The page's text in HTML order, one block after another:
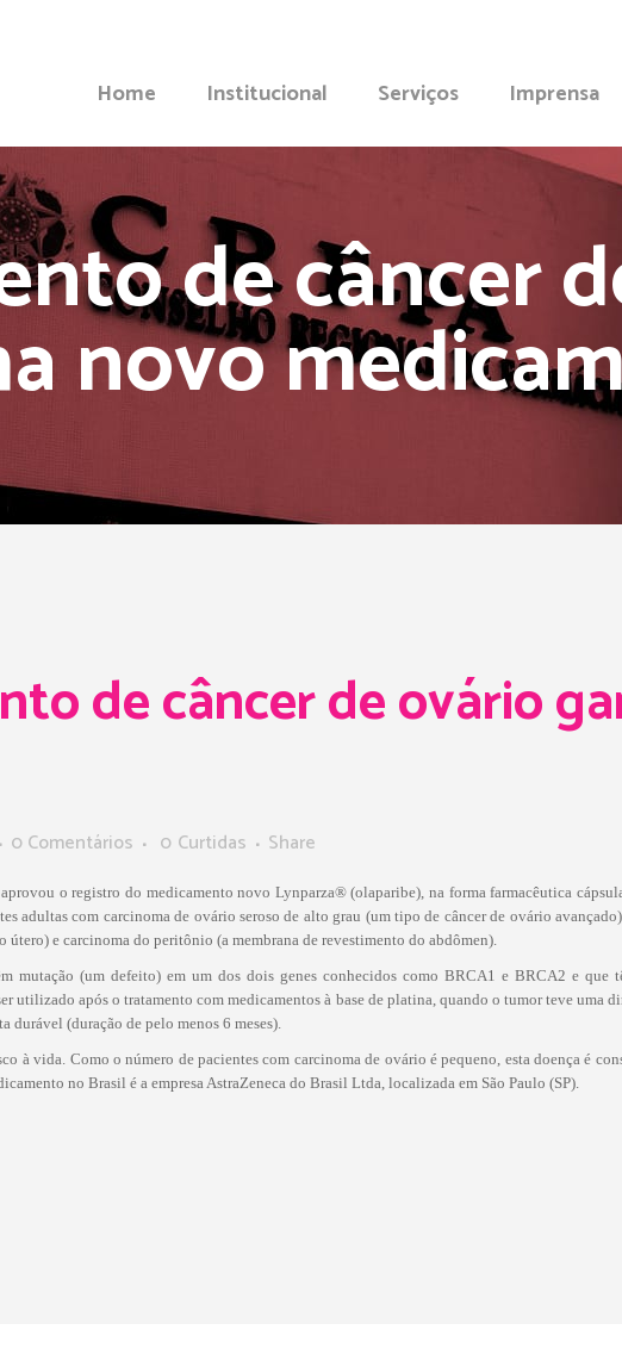
Home Institucional Serviços Imprensa
de câncer
novo
de câncer de ovário
0 Comentários 0 Curtidas Share
o registro do medicamento novo Lynparza® (olaparibe), na forma farmacêutica
adultas com carcinoma de ovário seroso de alto grau (um tipo de câncer de ovário
e carcinoma do peritônio (a membrana de revestimento do abdômen).
mutação (um defeito) em um dos dois genes conhecidos como BRCA1 e BRCA2 e que
utilizado após o tratamento com medicamentos à base de platina, quando o tumor teve uma
durável (duração de pelo menos 6 meses).
à vida. Como o número de pacientes com carcinoma de ovário é pequeno, esta doença é
no Brasil é a empresa AstraZeneca do Brasil Ltda, localizada em São Paulo (SP).